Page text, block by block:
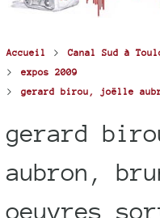
Accueil > Canal Sud à
> expos 2009
> gerard birou, joëlle
gerard
aubron,
oeuvres